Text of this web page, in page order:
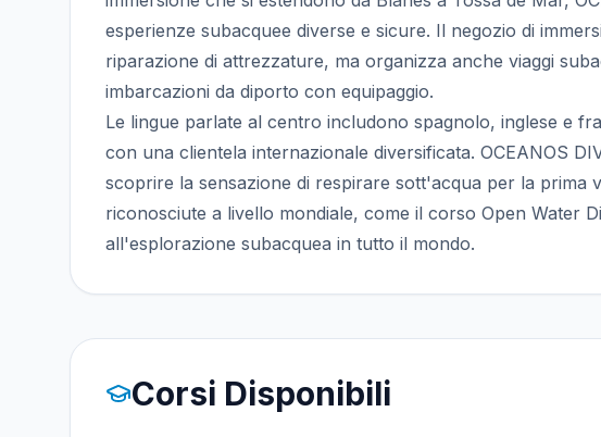
esperienze subacquee diverse e sicure. Il negozio di
riparazione di attrezzature, ma organizza anche viaggi
imbarcazioni da diporto con equipaggio.
Le lingue parlate al centro includono spagnolo, inglese e
con una clientela internazionale diversificata. OCEANOS
scoprire la sensazione di respirare sott'acqua per la prima
riconosciute a livello mondiale, come il corso Open Water
all'esplorazione subacquea in tutto il mondo.
Corsi Disponibili